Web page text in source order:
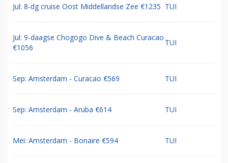
Jul: 8-dg cruise Oost Middellandse Zee €1235 TUI
Jul: 9-daagse Chogogo Dive & Beach Curacao
€1056
TUI
Sep: Amsterdam - Curacao €569 TUI
Sep: Amsterdam - Aruba €614 TUI
Mei: Amsterdam - Bonaire €594 TUI